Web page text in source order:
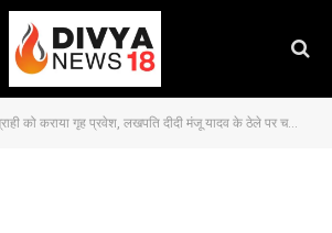
को कराया गृह प्रवेश, लखपति दीदी मंजू यादव के ठेले पर चखे तीखे गुपचुप